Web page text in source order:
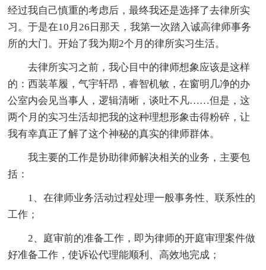
经过我自己慎重的考虑后，最终我还是选择了去律所实
习。于是在10月26日那天，我第一次踏入诚高律师事务
所的大门。开始了我为期2个月的律所实习生活。
去律所实习之前，我心目中的律师想象应该是这样
的：西装革履，气宇轩昂，睿智机敏，在窗明几净的办
公室内会见当事人，逻辑清晰，谈吐不凡……但是，这
两个月的实习生活却把我的这种理想形象击得粉碎，让
我有幸真正了解了这个神秘的真实的律师群体。
我主要的工作是协助律师解决相关的业务，主要包
括：
1、在律师业务活动过程处理一般事务性、联系性的
工作；
2、庭审前的准备工作，即为律师的开庭审理案件做
好准备工作，使诉讼代理能顺利、高效地完成；